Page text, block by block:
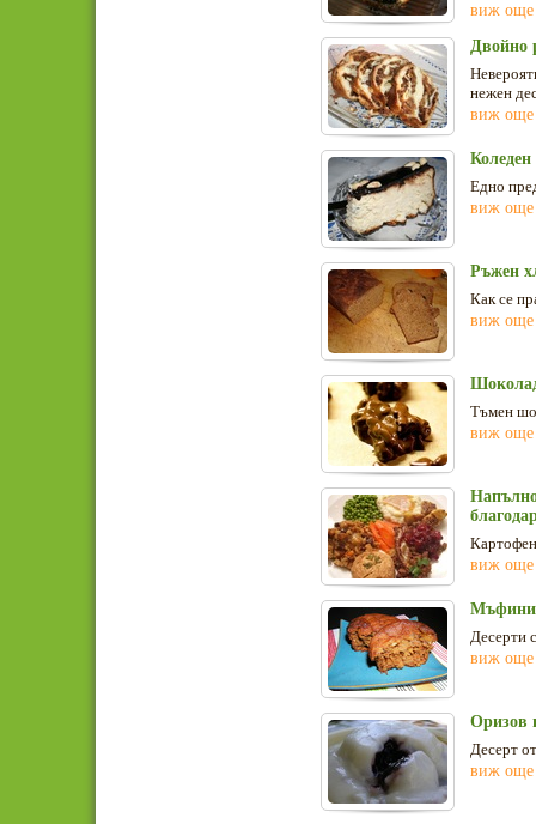
виж още
Двойно
нежен
виж още
Едно
виж още
Ръжен
Как се
виж още
Тъмен
виж още
виж още
Мъфини
Десерти
виж още
Оризов
Десерт
виж още